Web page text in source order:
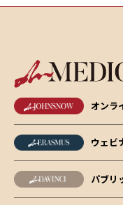
オンラ
ウェビ
パブリ